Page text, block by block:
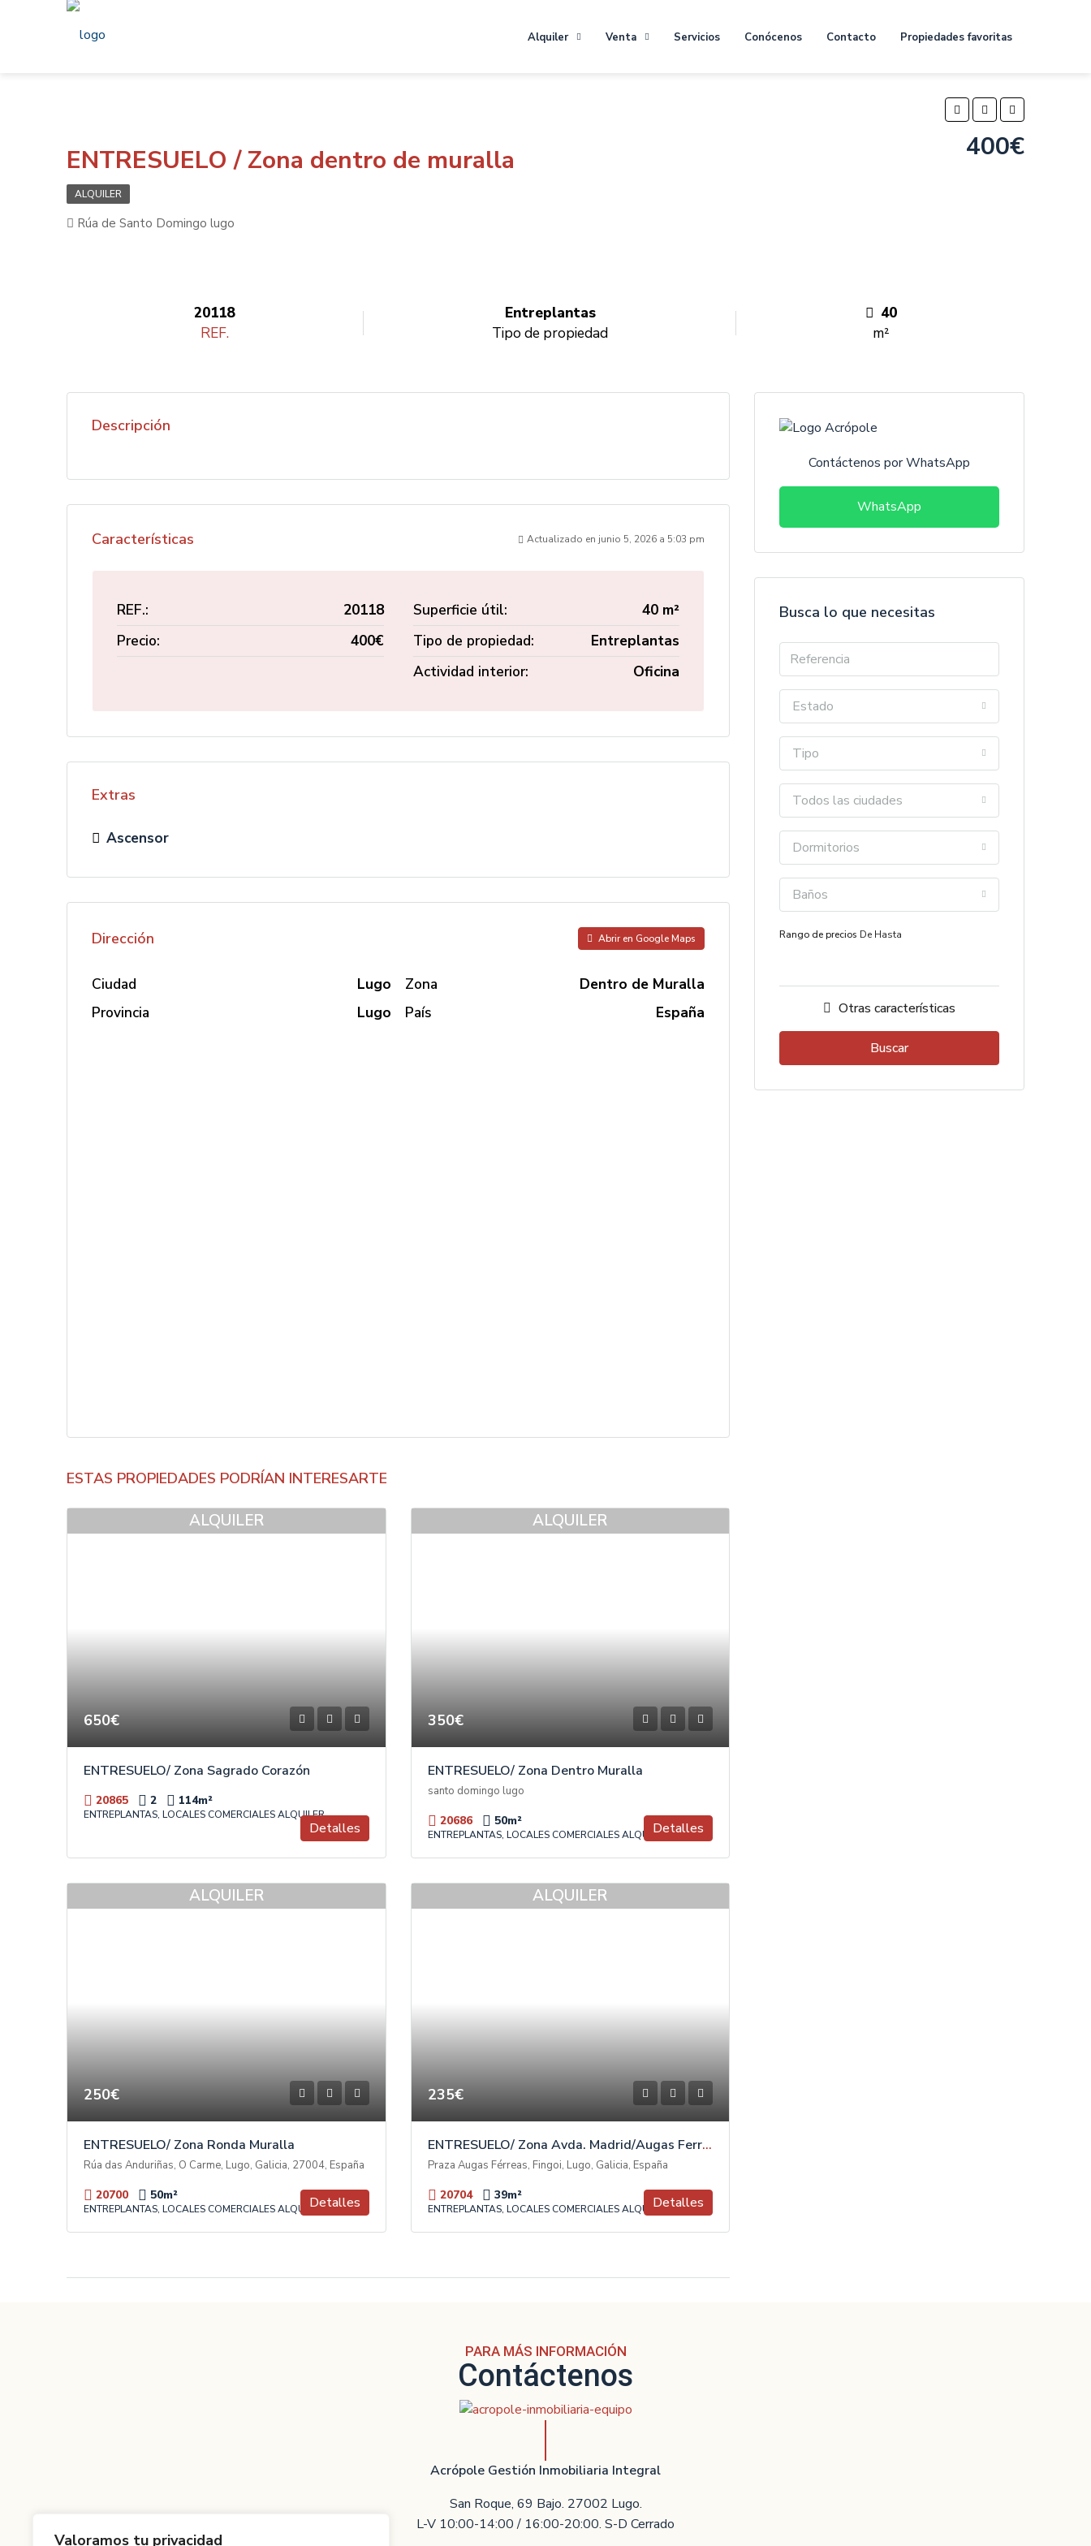
Valoramos tu privacidad
Alquiler Venta Servicios Conócenos Contacto Propiedades favoritas
ENTRESUELO / Zona dentro de muralla 400€
ALQUILER
Rúa de Santo Domingo lugo
20118
REF.
Entreplantas
Tipo de propiedad
40
m²
Descripción
Características Actualizado en junio 5, 2026 a 5:03 pm
REF.:
20118
Precio:
400€
Superficie útil:
40 m²
Tipo de propiedad:
Entreplantas
Actividad interior:
Oficina
Extras
Ascensor
Dirección Abrir en Google Maps
Ciudad
Lugo
Provincia
Lugo
Zona
Dentro de Muralla
País
España
ESTAS PROPIEDADES PODRÍAN INTERESARTE
ALQUILER
650€
ENTRESUELO/ Zona Sagrado Corazón
20865 2 114m²
ENTREPLANTAS, LOCALES COMERCIALES ALQUILER
Detalles
ALQUILER
350€
ENTRESUELO/ Zona Dentro Muralla
santo domingo lugo
20686 50m²
ENTREPLANTAS, LOCALES COMERCIALES ALQUILERDetalles
ALQUILER
250€
ENTRESUELO/ Zona Ronda Muralla
Rúa das Anduriñas, O Carme, Lugo, Galicia, 27004, España
20700 50m²
ENTREPLANTAS, LOCALES COMERCIALES ALQUILERDetalles
ALQUILER
235€
ENTRESUELO/ Zona Avda. Madrid/Augas Ferreas
Praza Augas Férreas, Fingoi, Lugo, Galicia, España
20704 39m²
ENTREPLANTAS, LOCALES COMERCIALES ALQUILERDetalles
Contáctenos por WhatsApp
WhatsApp
Busca lo que necesitas
Estado
Tipo
Todos las ciudades
Dormitorios
Baños
Rango de precios De Hasta
Otras características
Buscar
PARA MÁS INFORMACIÓN
Contáctenos
Acrópole Gestión Inmobiliaria Integral
San Roque, 69 Bajo. 27002 Lugo.
L-V 10:00-14:00 / 16:00-20:00. S-D Cerrado